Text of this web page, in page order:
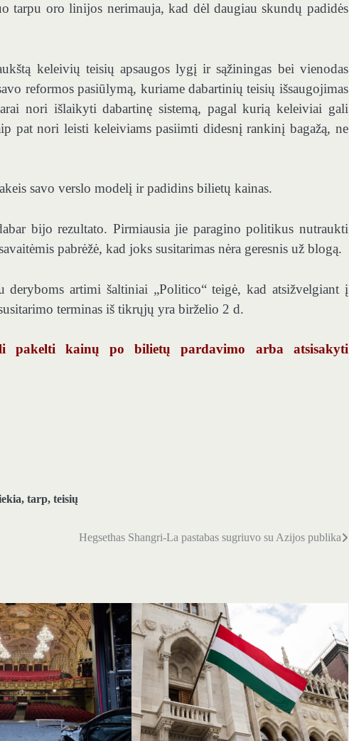
tarpu oro linijos nerimauja, kad dėl daugiau skundų padidės
keleivių teisių apsaugos lygį ir sąžiningas bei vienodas
reformos pasiūlymą, kuriame dabartinių teisių išsaugojimas
nori išlaikyti dabartinę sistemą, pagal kurią keleiviai gali
pat nori leisti keleiviams pasiimti didesnį rankinį bagažą, ne
savo verslo modelį ir padidins bilietų kainas.
bijo rezultato. Pirmiausia jie paragino politikus nutraukti
pabrėžė, kad joks susitarimas nėra geresnis už blogą.
artimi šaltiniai „Politico“ teigė, kad atsižvelgiant į
terminas iš tikrųjų yra birželio 2 d.
pakelti kainų po bilietų pardavimo arba atsisakyti
, tarp, teisių
Hegsethas Shangri-La pastabas sugriuvo su Azijos publika